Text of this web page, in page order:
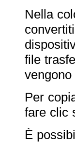
Nella
file
Per
fare clic
È